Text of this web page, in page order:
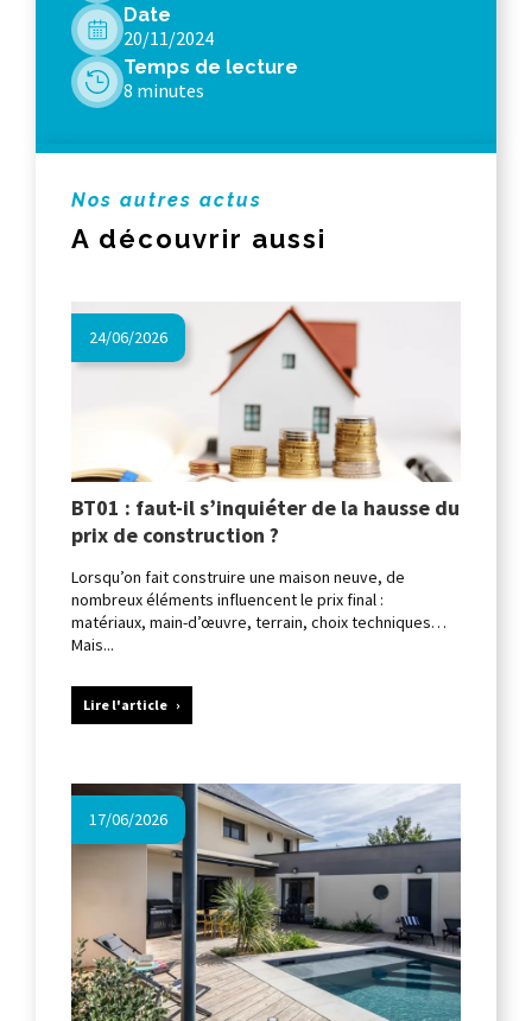
Date
20/11/2024
Temps de lecture
8 minutes
Nos autres actus
A découvrir aussi
BT01 : faut-il s’inquiéter de la hausse du
prix de construction ?
24/06/2026
Lorsqu’on fait construire une maison neuve, de
nombreux éléments influencent le prix final :
matériaux, main-d’œuvre, terrain, choix techniques…
Mais...
Lire l'article
17/06/2026